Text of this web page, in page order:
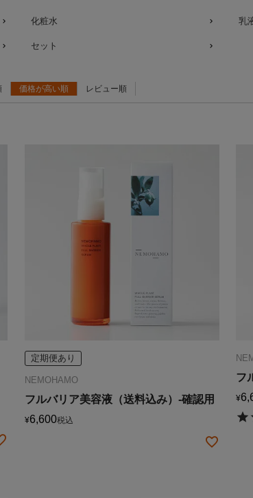
化粧水 乳
セット
価格が高い順 レビュー順
定期便あり
NEMOHAMO
フルバリア美容液（送料込み）-確認用
¥6,600税込
フ
¥